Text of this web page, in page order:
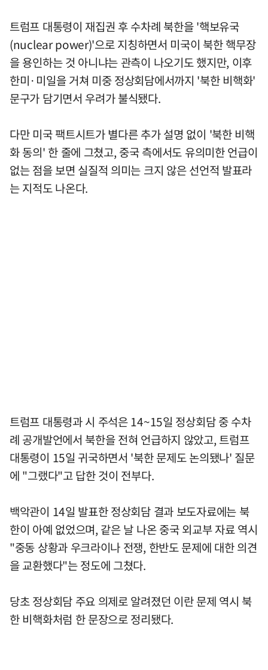
트럼프 대통령이 재집권 후 수차례 북한을 '핵보유국
(nuclear power)'으로 지칭하면서 미국이 북한 핵무장
을 용인하는 것 아니냐는 관측이 나오기도 했지만, 이후
한미·미일을 거쳐 미중 정상회담에서까지 '북한 비핵화'
문구가 담기면서 우려가 불식됐다.
다만 미국 팩트시트가 별다른 추가 설명 없이 '북한 비핵
화 동의' 한 줄에 그쳤고, 중국 측에서도 유의미한 언급이
없는 점을 보면 실질적 의미는 크지 않은 선언적 발표라
는 지적도 나온다.
트럼프 대통령과 시 주석은 14~15일 정상회담 중 수차
례 공개발언에서 북한을 전혀 언급하지 않았고, 트럼프
대통령이 15일 귀국하면서 '북한 문제도 논의됐나' 질문
에 "그랬다"고 답한 것이 전부다.
백악관이 14일 발표한 정상회담 결과 보도자료에는 북
한이 아예 없었으며, 같은 날 나온 중국 외교부 자료 역시
"중동 상황과 우크라이나 전쟁, 한반도 문제에 대한 의견
을 교환했다"는 정도에 그쳤다.
당초 정상회담 주요 의제로 알려졌던 이란 문제 역시 북
한 비핵화처럼 한 문장으로 정리됐다.